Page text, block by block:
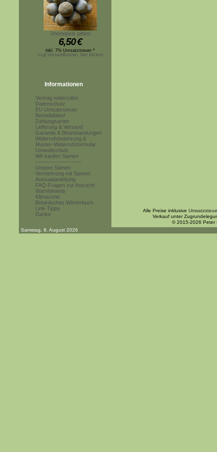
Unonopsis pittieri
6,50€
inkl. 7% Umsatzsteuer *
zzgl.Versandkosten, hier klicken
Informationen
Vertrag widerrufen
Datenschutz
EU Umsatzsteuer
Bestellablauf
Zahlungsarten
Lieferung & Versand
Garantie & Beanstandungen
Widerrufsbelehrung &
Muster-Widerrufsformular
Umweltschutz
Wir kaufen Samen
------------------------
Unsere Samen
Vermehrung mit Samen
Aussaatanleitung
FAQ-Fragen zur Anzucht
Warnhinweis
Klimazone
Botanisches Wörterbuch
Link-Tipps
Danke
Alle Preise inklusive
Verkauf unter
© 2015-2026 Peter
Samstag, 8. August 2026